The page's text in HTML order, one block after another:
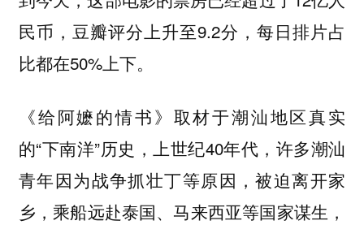
民币，豆瓣评分上升至9.2分，每日排片占
比都在50%上下。
《给阿嬷的情书》取材于潮汕地区真实
的“下南洋”历史，上世纪40年代，许多潮汕
青年因为战争抓壮丁等原因，被迫离开家
乡，乘船远赴泰国、马来西亚等国家谋生，